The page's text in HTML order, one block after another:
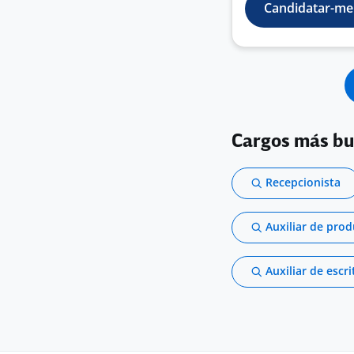
Candidatar-me
Cargos más
Recepcionista
Auxiliar de
Auxiliar de